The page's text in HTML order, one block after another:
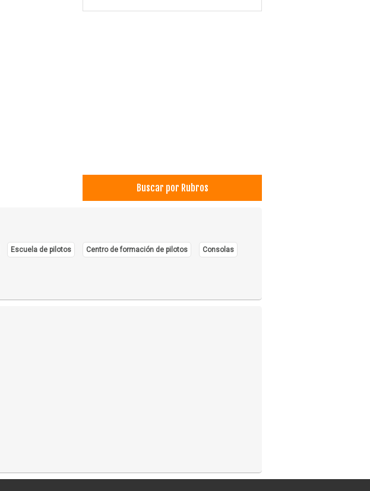
Buscar por Rubros
Escuela de pilotos Centro de formación de pilotos Consolas